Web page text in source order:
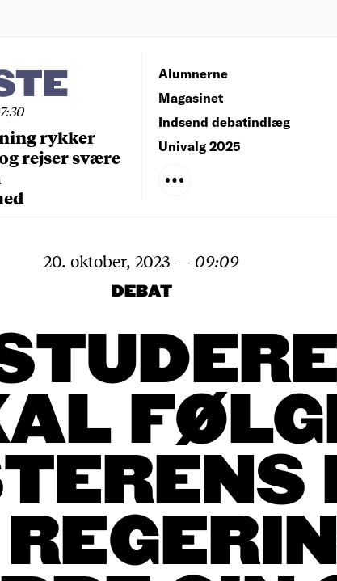
rykker
rejser svære
Alumnerne
Magasinet
Indsend debatindlæg
Univalg 2025
20. oktober, 2023 — 09:09
DEBAT